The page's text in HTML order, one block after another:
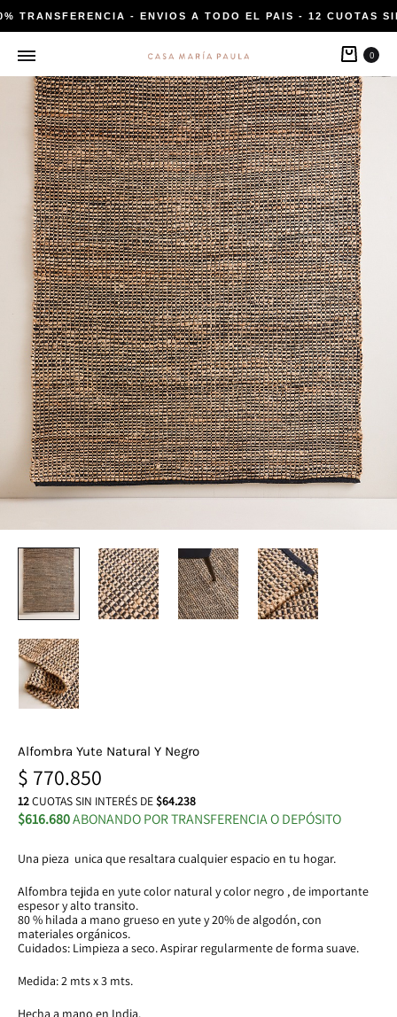
0
Alfombra Yute Natural Y Negro
$ 770.850
12CUOTAS SIN INTERÉS DE$64.238
$616.680ABONANDO POR TRANSFERENCIA O DEPÓSITO
Una pieza unica que resaltara cualquier espacio en tu hogar.
Alfombra tejida en yute color natural y color negro , de importante
espesor y alto transito.
80 % hilada a mano grueso en yute y 20% de algodón, con
materiales orgánicos.
Cuidados: Limpieza a seco. Aspirar regularmente de forma suave.
Medida: 2 mts x 3 mts.
Hecha a mano en India.
TRANSFERENCIA - ENVIOS A TODO EL PAIS - 12 CUOTAS